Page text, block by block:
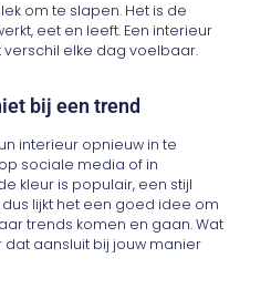
om te slapen. Het is de
eet en leeft. Een interieur
elke dag voelbaar.
bij een trend
interieur opnieuw in te
sociale media of in
kleur is populair, een stijl
lijkt het een goed idee om
trends komen en gaan. Wat
dat aansluit bij jouw manier